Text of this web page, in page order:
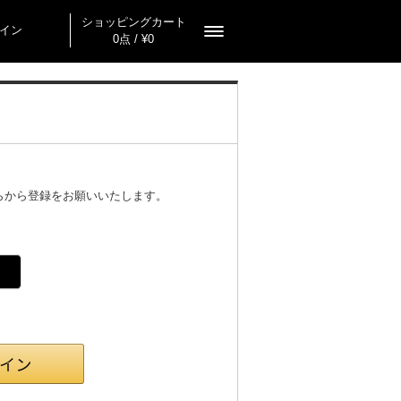
ン
ショッピングカート
0点 / ¥0
ら登録をお願いいたします。